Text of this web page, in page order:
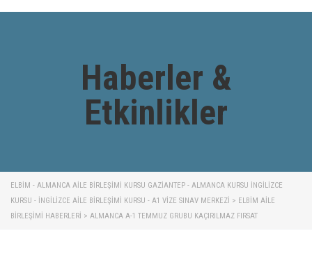
Haberler &
Etkinlikler
ELBİM - ALMANCA AILE BIRLEŞIMI KURSU GAZIANTEP - ALMANCA KURSU İNGILIZCE
KURSU - İNGILIZCE AILE BIRLEŞIMI KURSU - A1 VIZE SINAV MERKEZI > ELBIM AILE
BIRLEŞIMI HABERLERI > ALMANCA A-1 TEMMUZ GRUBU KAÇIRILMAZ FIRSAT